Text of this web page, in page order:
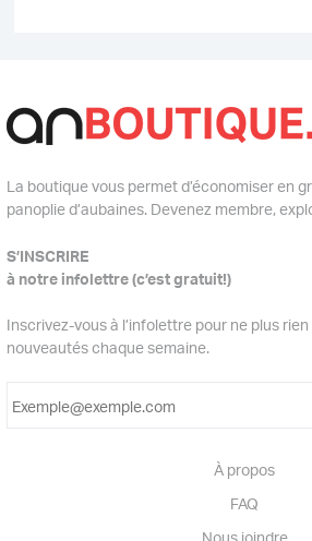
La boutique vous permet d’économiser en
panoplie d’aubaines. Devenez membre,
S’INSCRIRE
à notre infolettre (c’est gratuit!)
Inscrivez-vous à l’infolettre pour ne plus
nouveautés chaque semaine.
À propos
FAQ
Nous joindre